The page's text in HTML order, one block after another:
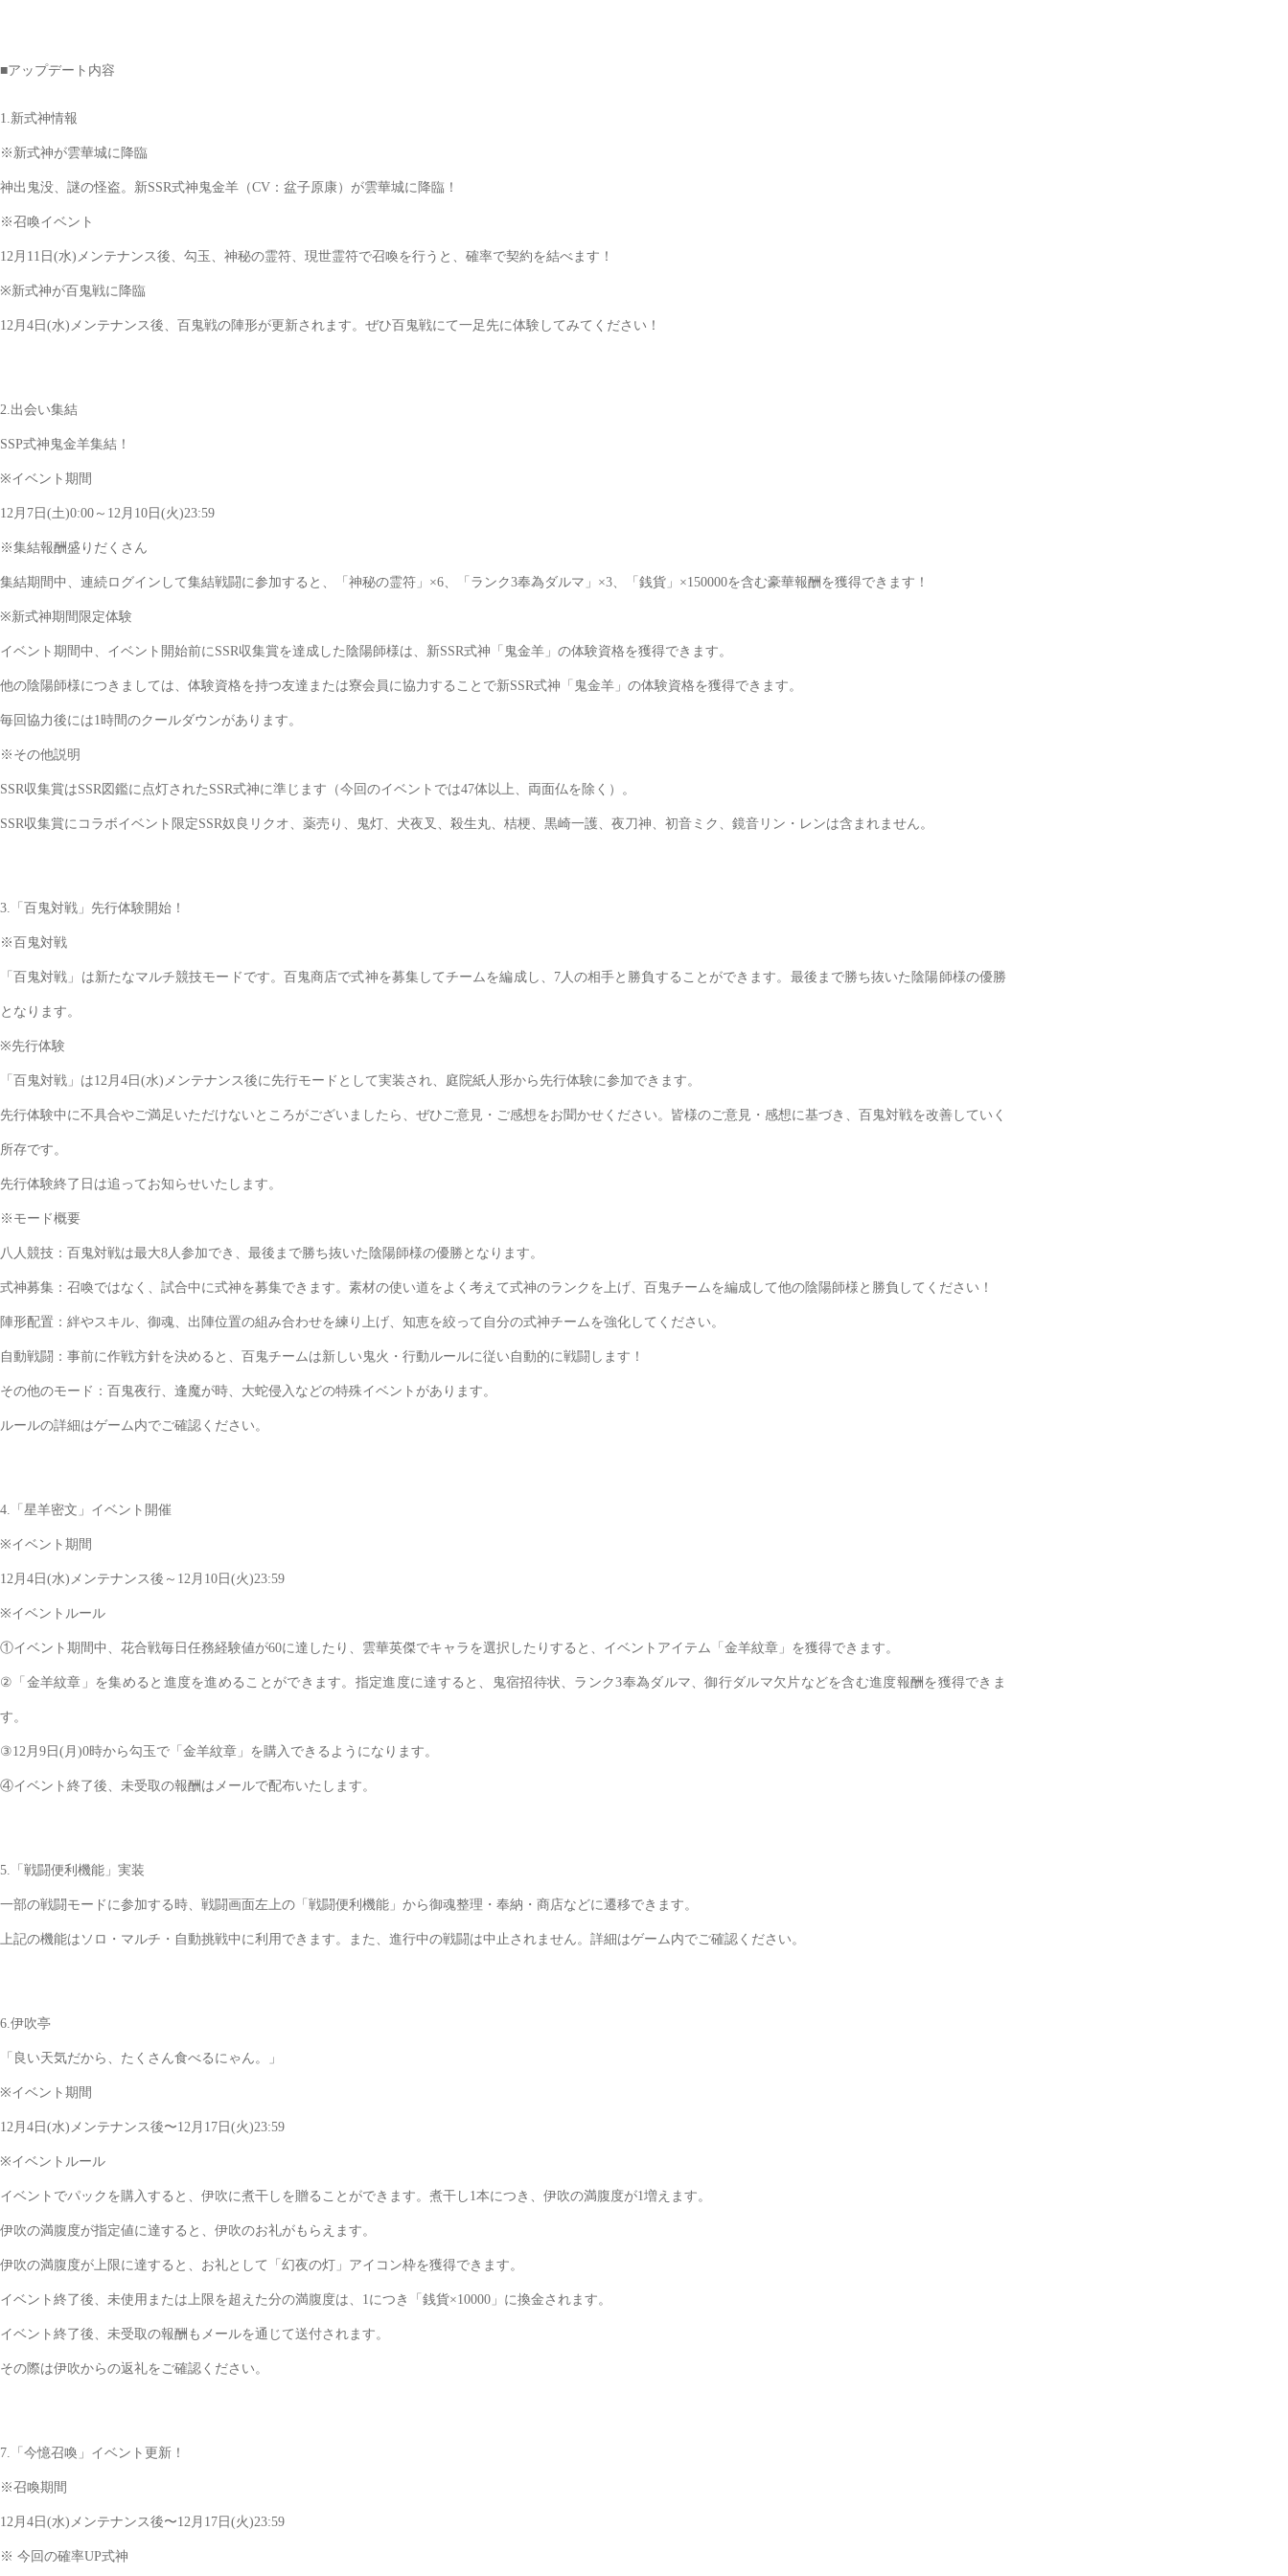
■アップデート内容
1.新式神情報
※新式神が雲華城に降臨
神出鬼没、謎の怪盗。新SSR式神鬼金羊（CV：盆子原康）が雲華城に降臨！
※召喚イベント
12月11日(水)メンテナンス後、勾玉、神秘の霊符、現世霊符で召喚を行うと、確率で契約を結べます！
※新式神が百鬼戦に降臨
12月4日(水)メンテナンス後、百鬼戦の陣形が更新されます。ぜひ百鬼戦にて一足先に体験してみてください！
2.出会い集結
SSP式神鬼金羊集結！
※イベント期間
12月7日(土)0:00～12月10日(火)23:59
※集結報酬盛りだくさん
集結期間中、連続ログインして集結戦闘に参加すると、「神秘の霊符」×6、「ランク3奉為ダルマ」×3、「銭貨」×150000を含む豪華報酬を獲得できます！
※新式神期間限定体験
イベント期間中、イベント開始前にSSR収集賞を達成した陰陽師様は、新SSR式神「鬼金羊」の体験資格を獲得できます。
他の陰陽師様につきましては、体験資格を持つ友達または寮会員に協力することで新SSR式神「鬼金羊」の体験資格を獲得できます。
毎回協力後には1時間のクールダウンがあります。
※その他説明
SSR収集賞はSSR図鑑に点灯されたSSR式神に準じます（今回のイベントでは47体以上、両面仏を除く）。
SSR収集賞にコラボイベント限定SSR奴良リクオ、薬売り、鬼灯、犬夜叉、殺生丸、桔梗、黒崎一護、夜刀神、初音ミク、鏡音リン・レンは含まれません。
3.「百鬼対戦」先行体験開始！
※百鬼対戦
「百鬼対戦」は新たなマルチ競技モードです。百鬼商店で式神を募集してチームを編成し、7人の相手と勝負することができます。最後まで勝ち抜いた陰陽師様の優勝
となります。
※先行体験
「百鬼対戦」は12月4日(水)メンテナンス後に先行モードとして実装され、庭院紙人形から先行体験に参加できます。
先行体験中に不具合やご満足いただけないところがございましたら、ぜひご意見・ご感想をお聞かせください。皆様のご意見・感想に基づき、百鬼対戦を改善していく
所存です。
先行体験終了日は追ってお知らせいたします。
※モード概要
八人競技：百鬼対戦は最大8人参加でき、最後まで勝ち抜いた陰陽師様の優勝となります。
式神募集：召喚ではなく、試合中に式神を募集できます。素材の使い道をよく考えて式神のランクを上げ、百鬼チームを編成して他の陰陽師様と勝負してください！
陣形配置：絆やスキル、御魂、出陣位置の組み合わせを練り上げ、知恵を絞って自分の式神チームを強化してください。
自動戦闘：事前に作戦方針を決めると、百鬼チームは新しい鬼火・行動ルールに従い自動的に戦闘します！
その他のモード：百鬼夜行、逢魔が時、大蛇侵入などの特殊イベントがあります。
ルールの詳細はゲーム内でご確認ください。
4.「星羊密文」イベント開催
※イベント期間
12月4日(水)メンテナンス後～12月10日(火)23:59
※イベントルール
①イベント期間中、花合戦毎日任務経験値が60に達したり、雲華英傑でキャラを選択したりすると、イベントアイテム「金羊紋章」を獲得できます。
②「金羊紋章」を集めると進度を進めることができます。指定進度に達すると、鬼宿招待状、ランク3奉為ダルマ、御行ダルマ欠片などを含む進度報酬を獲得できま
す。
③12月9日(月)0時から勾玉で「金羊紋章」を購入できるようになります。
④イベント終了後、未受取の報酬はメールで配布いたします。
5.「戦闘便利機能」実装
一部の戦闘モードに参加する時、戦闘画面左上の「戦闘便利機能」から御魂整理・奉納・商店などに遷移できます。
上記の機能はソロ・マルチ・自動挑戦中に利用できます。また、進行中の戦闘は中止されません。詳細はゲーム内でご確認ください。
6.伊吹亭
「良い天気だから、たくさん食べるにゃん。」
※イベント期間
12月4日(水)メンテナンス後〜12月17日(火)23:59
※イベントルール
イベントでパックを購入すると、伊吹に煮干しを贈ることができます。煮干し1本につき、伊吹の満腹度が1増えます。
伊吹の満腹度が指定値に達すると、伊吹のお礼がもらえます。
伊吹の満腹度が上限に達すると、お礼として「幻夜の灯」アイコン枠を獲得できます。
イベント終了後、未使用または上限を超えた分の満腹度は、1につき「銭貨×10000」に換金されます。
イベント終了後、未受取の報酬もメールを通じて送付されます。
その際は伊吹からの返礼をご確認ください。
7.「今憶召喚」イベント更新！
※召喚期間
12月4日(水)メンテナンス後〜12月17日(火)23:59
※ 今回の確率UP式神